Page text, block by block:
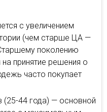
с увеличением
(чем старше ЦА —
поколению
принятие решения о
часто покупает
(25-44 года) — основной